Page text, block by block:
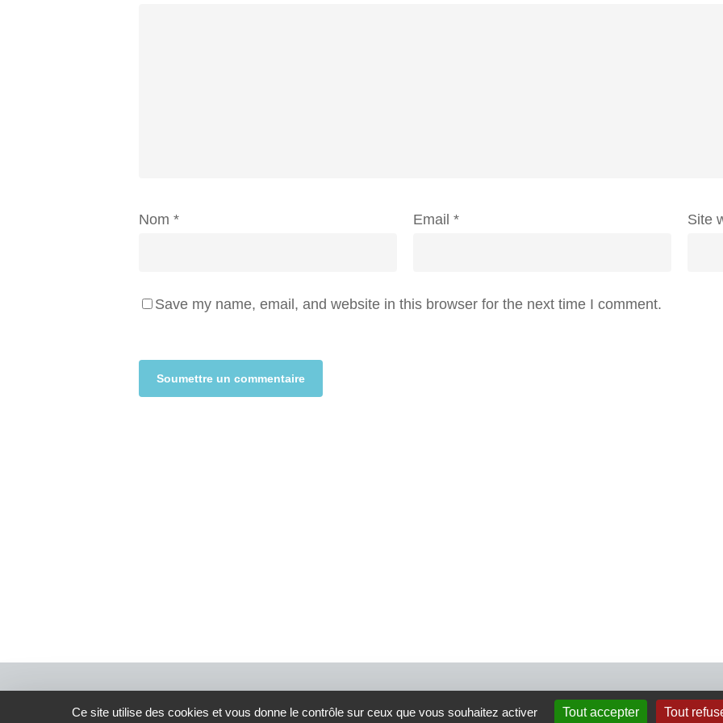
Nom * Email * Site
Save my name, email, and website in this browser for the next time I comment.
4 rue Crec’h-Ugen
Ce site utilise des cookies et vous donne le contrôle sur ceux que vous souhaitez activer Tout accepter Tout